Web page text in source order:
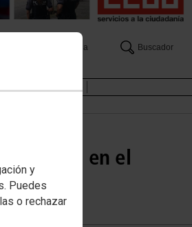
y
Puedes
o rechazar
Agenda
Buscador
en el